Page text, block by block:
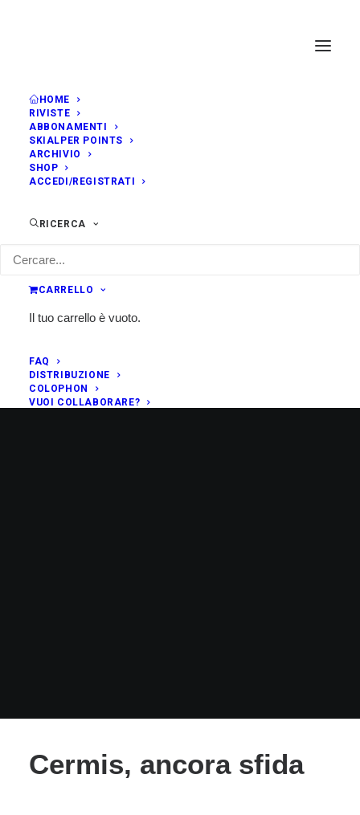
HOME
RIVISTE
ABBONAMENTI
SKIALPER POINTS
ARCHIVIO
SHOP
ACCEDI/REGISTRATI
RICERCA
CARRELLO
Il tuo carrello è vuoto.
FAQ
DISTRIBUZIONE
COLOPHON
VUOI COLLABORARE?
Cermis, ancora sfida